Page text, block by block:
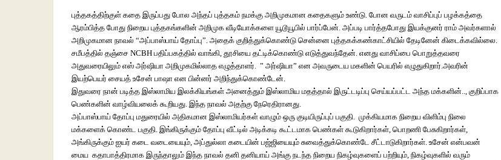
புத்தகத்திற்குள் கதை இருப்பது போல அந்தப் புத்தகம் நமக்கு அறிமுகமான கதைகளும் உண்டு. போன வருடம் வாசிப்புப் பழக்கத்தை
ஆரம்பித்த போது நிறைய புத்தகங்களின் அறிமுக வீடியோக்களை யூடூயூபில் பார்ப்பேன். அப்படி பார்த்தபோது இயக்குனர் ராம் அவர்களால்
அறிமுகமான நாவல் “அப்பாஸ்பாய் தோப்பு”. அதைக் குறித்துக்கொண்டு சென்னை புத்தகக்கண்காட்சியில் தேடினேன் கிடைக்கவில்லை.
சமீபத்தில் தஞ்சை NCBH பதிப்பகத்தில் வாங்கி, தூசியை தட்டிக்கொண்டு எடுத்துவந்தேன். எனது வாசிப்பை பொறுத்தவரை
அதுவரையிலும் எஸ் அர்ஷியா அறிமுகமில்லாத எழுத்தாளர். ” அர்ஷியா” என அவருடைய மகளின் பெயரில் எழுதுகிறார்.அவரின்
இயற்பெயர் சையத் உசேன் பாஷா என பின்னர் அறிந்துக்கொண்டேன்.
இதுவரை நான் படித்த இஸ்லாமிய இலக்கியங்கள் அனைத்தும் இஸ்லாமிய மதத்தால் இருட்டடிப்பு செய்யப்பட்ட அந்த மக்களின்.., குறிப்பாக
பெண்களின் வாழ்வியலைக் கூறியது. இந்த நாவல் அதற்கு நேரெதிரானது.
அப்பாஸ்பாய் தோப்பு மதுரையில் அதிகமான இஸ்லாமியர்கள் வாழும் ஒரு குடியிருப்புப் பகுதி. முக்கியமாக நிறைய விளிம்பு நிலை
மக்களைக் கொண்ட பகுதி. இங்கிருக்கும் தோப்பு வீட்டில் அடிக்கடி கூட்டமாக பெண்கள் கூடுகிறார்கள், பொறணி பேசுகிறார்கள்,
அங்கிருக்கும் ஐயர் கடை வடையையும், அப்துல்லா கடையின் பஜ்ஜியையும் சுவைத்துக்கொண்டே சீட்டாடுகிறார்கள். உசேன் என்பவன்
மைய கதாபாத்திரமாக இருந்தாலும் இந்த நாவல் தனி தனியாய் அங்கு நடந்த நிறைய நிகழ்வுகளைப் பற்றியும், நிகழ்வுகளில் வரும்